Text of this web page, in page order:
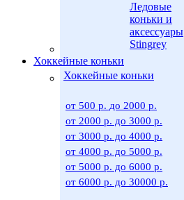
Ледовые
коньки и
аксессуары
Stingrey
Хоккейные коньки
Хоккейные коньки
от 500 р. до 2000 р.
от 2000 р. до 3000 р.
от 3000 р. до 4000 р.
от 4000 р. до 5000 р.
от 5000 р. до 6000 р.
от 6000 р. до 30000 р.